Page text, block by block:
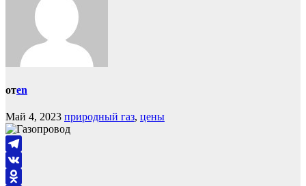
отen
Май 4, 2023 природный газ, цены
Telegram
VK